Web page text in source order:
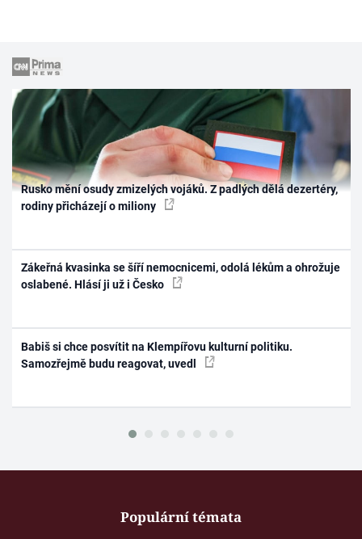
Rusko mění osudy zmizelých vojáků. Z padlých dělá dezertéry,
rodiny přicházejí o miliony
Zákeřná kvasinka se šíří nemocnicemi, odolá lékům a ohrožuje
oslabené. Hlásí ji už i Česko
Babiš si chce posvítit na Klempířovu kulturní politiku.
Samozřejmě budu reagovat, uvedl
Populární témata